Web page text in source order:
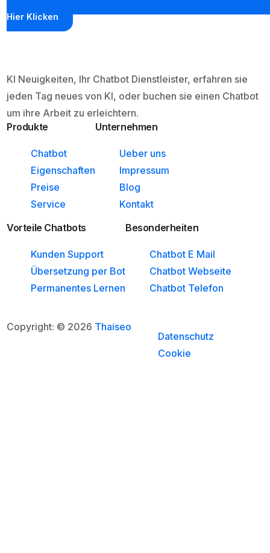
Hier Klicken
KI Neuigkeiten, Ihr Chatbot Dienstleister, erfahren sie
jeden Tag neues von KI, oder buchen sie einen Chatbot
um ihre Arbeit zu erleichtern.
Produkte
Chatbot
Eigenschaften
Preise
Service
Unternehmen
Ueber uns
Impressum
Blog
Kontakt
Vorteile Chatbots
Kunden Support
Übersetzung per Bot
Permanentes Lernen
Besonderheiten
Chatbot E Mail
Chatbot Webseite
Chatbot Telefon
Copyright: © 2026 Thaiseo
Datenschutz
Cookie